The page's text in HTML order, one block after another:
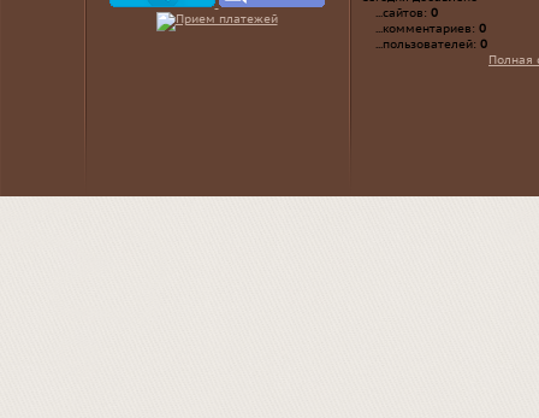
...сайтов: 0
...комментариев: 0
...пользователей: 0
Полная